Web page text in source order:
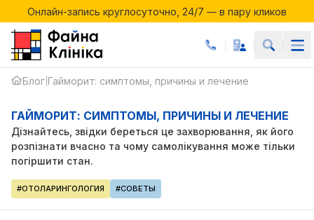
Онлайн-запись круглосуточно, 24/7 — в пару кликов
Онлайн-запись круглосуточно, 24/7 — в пару кликов
Блог Гайморит: симптомы, причины и лечение
ГАЙМОРИТ: СИМПТОМЫ, ПРИЧИНЫ И ЛЕЧЕНИЕ
Дізнайтесь, звідки береться це захворювання, як його
розпізнати вчасно та чому самолікування може тільки
погіршити стан.
#ОТОЛАРИНГОЛОГИЯ #СОВЕТЫ